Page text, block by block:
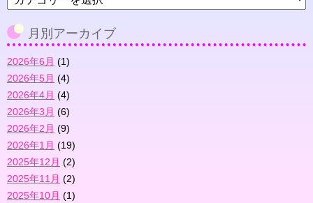
テ
ゴ
リ
月別アーカイブ
2026年6月 (1)
2026年5月 (4)
2026年4月 (4)
2026年3月 (6)
2026年2月 (9)
2026年1月 (19)
2025年12月 (2)
2025年11月 (2)
2025年10月 (1)